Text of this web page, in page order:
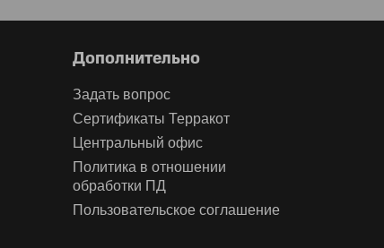
Дополнительно
Задать вопрос
Сертификаты Терракот
Центральный офис
Политика в отношении
обработки ПД
Пользовательское соглашение